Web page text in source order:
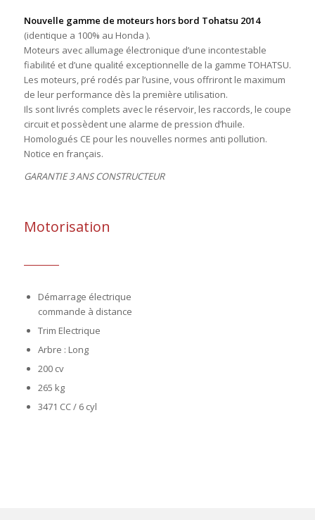
Nouvelle gamme de moteurs hors bord Tohatsu 2014
(identique a 100% au Honda ).
Moteurs avec allumage électronique d’une incontestable
fiabilité et d’une qualité exceptionnelle de la gamme TOHATSU.
Les moteurs, pré rodés par l’usine, vous offriront le maximum
de leur performance dès la première utilisation.
Ils sont livrés complets avec le réservoir, les raccords, le coupe
circuit et possèdent une alarme de pression d’huile.
Homologués CE pour les nouvelles normes anti pollution.
Notice en français.
GARANTIE 3 ANS CONSTRUCTEUR
Motorisation
Démarrage électrique
commande à distance
Trim Electrique
Arbre : Long
200 cv
265 kg
3471 CC / 6 cyl